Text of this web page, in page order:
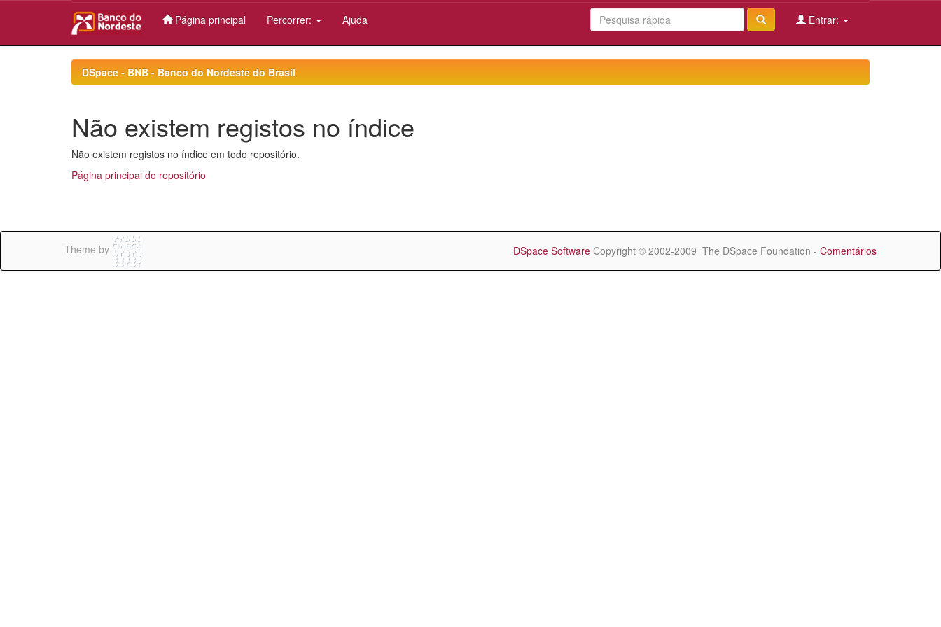
Página principal Percorrer: Ajuda Entrar:
DSpace - BNB - Banco do Nordeste do Brasil
Não existem registos no índice
Não existem registos no índice em todo repositório.
Página principal do repositório
Theme by DSpace Software Copyright © 2002-2009 The DSpace Foundation - Comentários